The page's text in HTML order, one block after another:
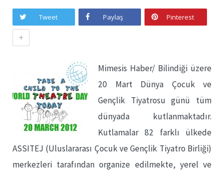
Tweet Paylaş Pinterest
+
Mimesis Haber/ Bilindiği üzere
20 Mart Dünya Çocuk ve
Gençlik Tiyatrosu günü tüm
dünyada kutlanmaktadır.
Kutlamalar 82 farklı ülkede
ASSITEJ (Uluslararası Çocuk ve Gençlik Tiyatro Birliği)
merkezleri tarafından organize edilmekte, yerel ve